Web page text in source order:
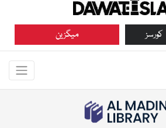
میگزین کورسز